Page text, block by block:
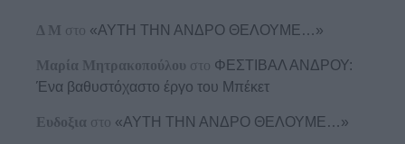
Δ Μ στο «ΑΥΤΗ ΤΗΝ ΑΝΔΡΟ ΘΕΛΟΥΜΕ…»
Μαρία Μητρακοπούλου στο ΦΕΣΤΙΒΑΛ ΑΝΔΡΟΥ:
Ένα βαθυστόχαστο έργο του Μπέκετ
Ευδοξια στο «ΑΥΤΗ ΤΗΝ ΑΝΔΡΟ ΘΕΛΟΥΜΕ…»